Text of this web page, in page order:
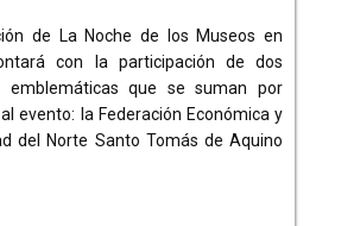
de La Noche de los Museos en
con la participación de dos
emblemáticas que se suman por
evento: la Federación Económica y
del Norte Santo Tomás de Aquino